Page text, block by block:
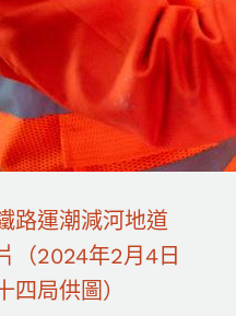
路運潮減河地道
（2024年2月4日
局供圖）